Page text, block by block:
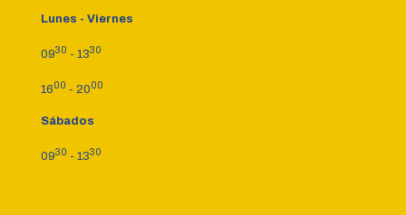
Lunes - Viernes
0930 - 1330
1600 - 2000
Sábados
0930 - 1330